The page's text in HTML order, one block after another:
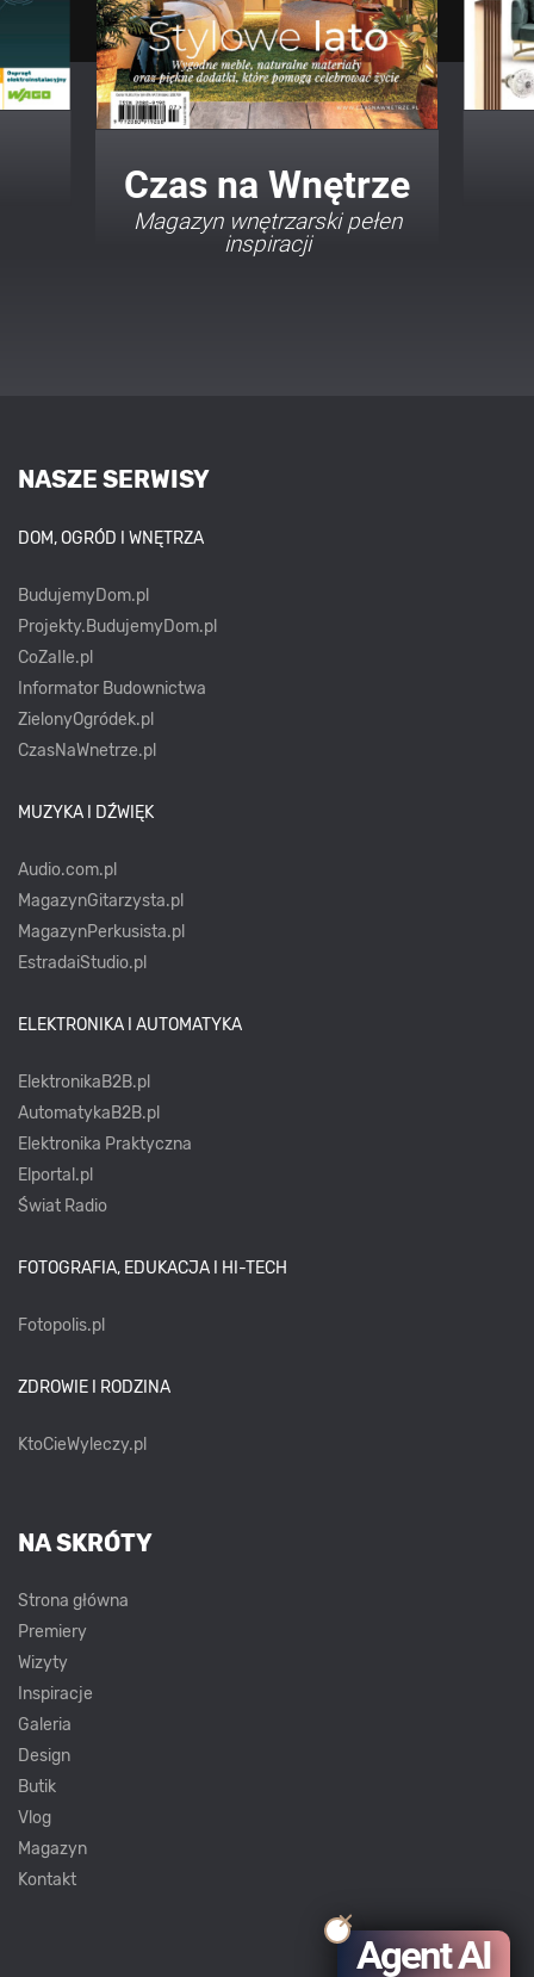
Twój Dom Twój Styl
Porady i inspiracje w
najmodniejszych stylach
NASZE SERWISY
DOM, OGRÓD I WNĘTRZA
BudujemyDom.pl
Projekty.BudujemyDom.pl
CoZaIle.pl
Informator Budownictwa
ZielonyOgródek.pl
CzasNaWnetrze.pl
MUZYKA I DŹWIĘK
Audio.com.pl
MagazynGitarzysta.pl
MagazynPerkusista.pl
EstradaiStudio.pl
ELEKTRONIKA I AUTOMATYKA
ElektronikaB2B.pl
AutomatykaB2B.pl
Elektronika Praktyczna
Elportal.pl
Świat Radio
FOTOGRAFIA, EDUKACJA I HI-TECH
Fotopolis.pl
ZDROWIE I RODZINA
KtoCieWyleczy.pl
NA SKRÓTY
Strona główna
Premiery
Wizyty
Inspiracje
Galeria
Design
Butik
Vlog
Magazyn
Kontakt
Agent AI